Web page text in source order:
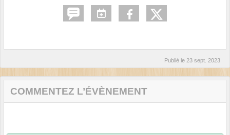
Publié le 23 sept. 2023
COMMENTEZ L’ÉVÈNEMENT